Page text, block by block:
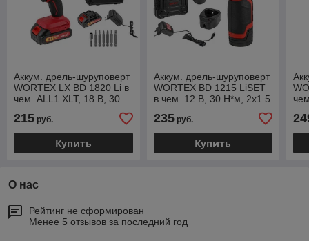
Аккум. дрель-шуруповерт
WORTEX LX BD 1820 Li в
чем. ALL1 XLT, 18 В, 30
Н*м, 2х2 А*ч, БЗП 10 мм
(2 скорости)
215 руб.
Купить
Аккум. дрель-шуруповерт
WORTEX BD 1215 LiSET
в чем. 12 В, 30 Н*м, 2х1.5
(Быстросъемный патрон,
235руб.
Купить
О нас
Рейтинг не сформирован
Менее 5 отзывов за последний год